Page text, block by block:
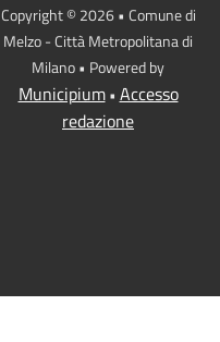
Copyright © 2026 • Comune di
Melzo - Città Metropolitana di
Milano • Powered by
Municipium• Accesso
redazione